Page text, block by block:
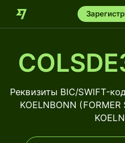
Реквизиты BIC/SWIFT-
KOELNBONN (FORMER